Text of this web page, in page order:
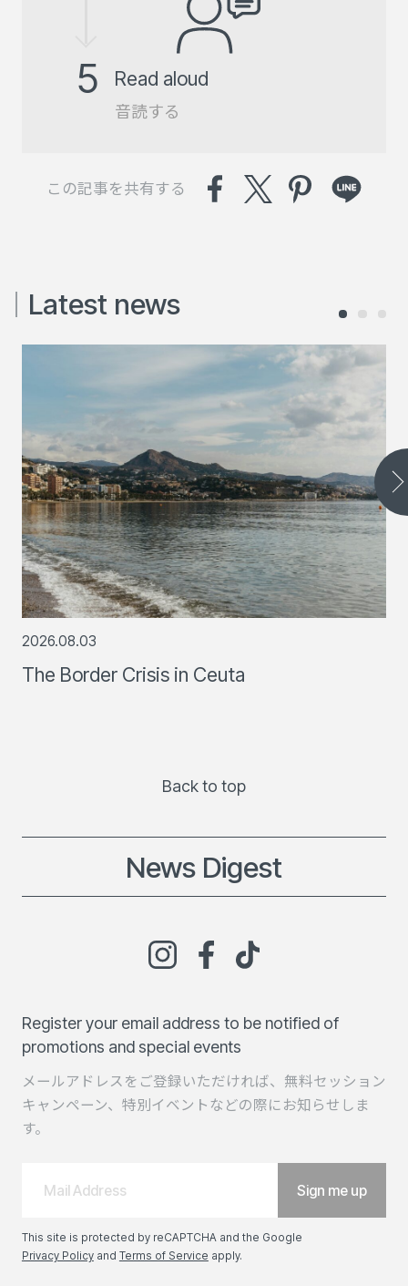
5 Read aloud
音読する
この記事を共有する
Latest news
2026.08.03
The Border Crisis in Ceuta
Back to top
News Digest
Register your email address to be notified of
promotions and special events
メールアドレスをご登録いただければ、無料セッション
キャンペーン、特別イベントなどの際にお知らせしま
す。
This site is protected by reCAPTCHA and the Google
Privacy Policyand Terms of Service apply.